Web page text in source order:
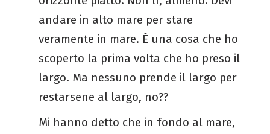
andare in alto mare per stare
veramente in mare. È una cosa che ho
scoperto la prima volta che ho preso il
largo. Ma nessuno prende il largo per
restarsene al largo, no??
Mi hanno detto che in fondo al mare,